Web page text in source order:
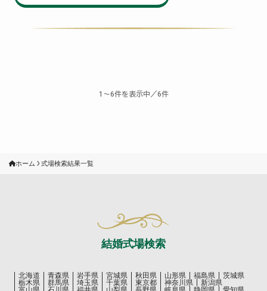
1 〜6件を表示中／6件
ホーム 式場検索結果一覧
結婚式場検索
北海道 青森県 岩手県 宮城県 秋田県 山形県 福島県
茨城県
栃木県
群馬県 埼玉県 千葉県 東京都 神奈川県
新潟県